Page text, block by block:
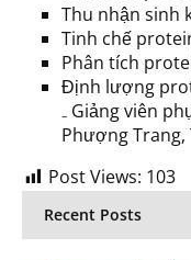
Thu nhận sinh
Tinh chế
Phân tích
Định lượng
₋ Giảng viên
Phượng Trang,
Post Views: 103
Recent Posts